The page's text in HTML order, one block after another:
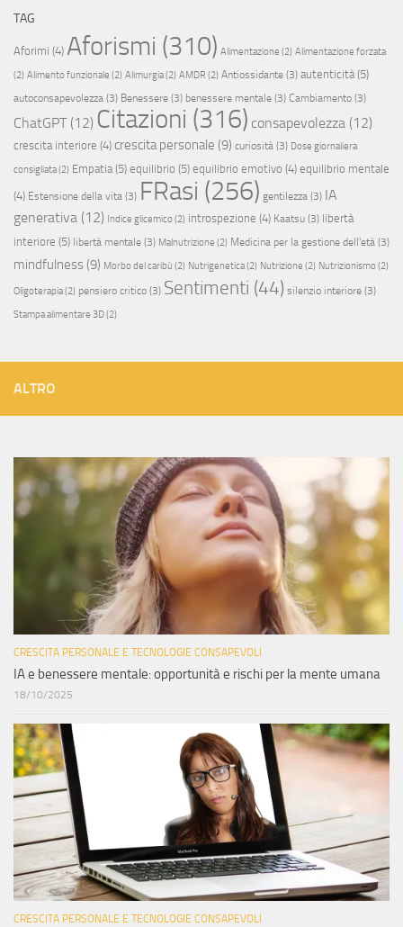
TAG
Aforimi (4) Aforismi (310) Alimentazione (2) Alimentazione forzata
(2) Alimento funzionale (2) Alimurgia(2) AMDR (2) Antiossidante (3) autenticità(5)
autoconsapevolezza (3) Benessere (3) benessere mentale (3) Cambiamento (3)
ChatGPT(12) Citazioni (316) consapevolezza (12)
crescita interiore (4) crescita personale (9) curiosità (3) Dose giornaliera
consigliata(2) Empatia(5) equilibrio (5) equilibrio emotivo (4) equilibrio mentale
(4) Estensione della vita (3) FRasi (256) gentilezza (3) IA
generativa (12) Indice glicemico (2) introspezione (4) Kaatsu (3) libertà
interiore (5) libertà mentale (3) Malnutrizione (2) Medicina per la gestione dell'età (3)
mindfulness (9) Morbo del caribù (2) Nutrigenetica(2) Nutrizione (2) Nutrizionismo (2)
Oligoterapia(2) pensiero critico (3) Sentimenti (44) silenzio interiore (3)
Stampa alimentare 3D(2)
ALTRO
CRESCITA PERSONALE E TECNOLOGIE CONSAPEVOLI
IA e benessere mentale: opportunità e rischi per la mente umana
18/10/2025
CRESCITA PERSONALE E TECNOLOGIE CONSAPEVOLI